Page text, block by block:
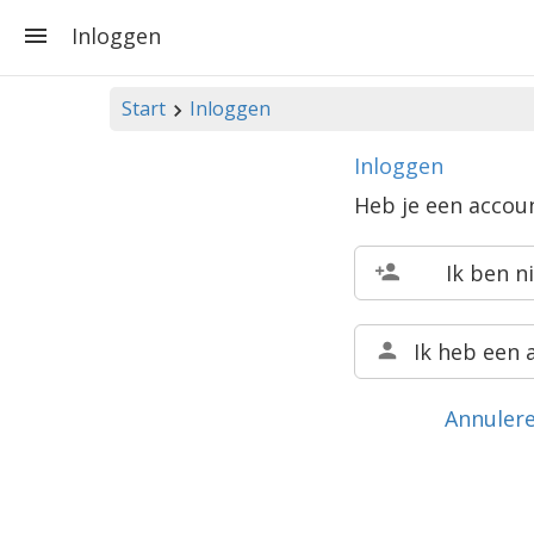
Inloggen
Start Inloggen
Inloggen
Heb je een
Ik ben
Ik heb een